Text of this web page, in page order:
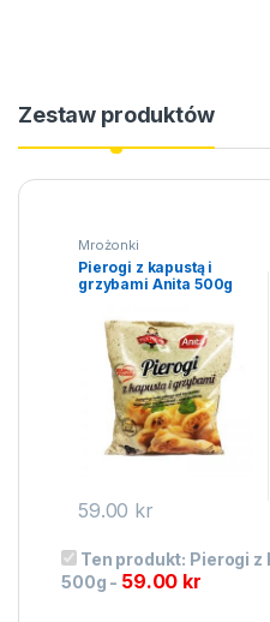
Zestaw produktów
Mrożonki
Pierogi z kapustą i
grzybami Anita 500g
59.00 kr
Ten produkt: Pierogi z
500g - 59.00 kr